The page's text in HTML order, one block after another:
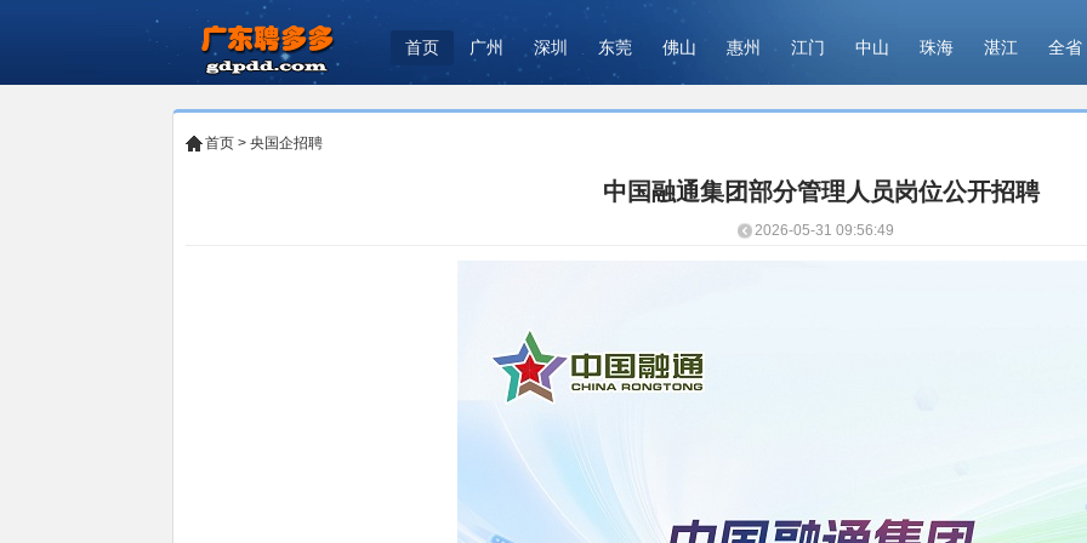
首页 广州 深圳 东莞 佛山 惠州 江门 中山 珠海 湛江 全省
首页 > 央国企招聘
中国融通集团部分管理人员岗位公开招聘
2026-05-31 09:56:49